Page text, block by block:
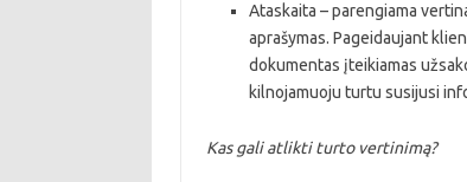
Ataskaita – parengiama
aprašymas. Pageidaujant
dokumentas įteikiamas
kilnojamuoju turtu susijusi
Kas gali atlikti turto vertinimą?